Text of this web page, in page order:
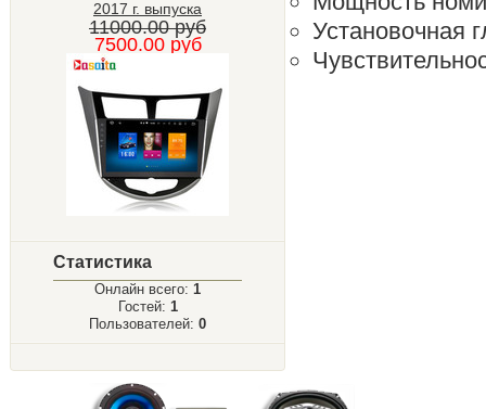
2017 г. выпуска
11000.00 руб
7500.00 руб
Статистика
Онлайн всего: 1
Гостей: 1
Пользователей: 0
Установочная